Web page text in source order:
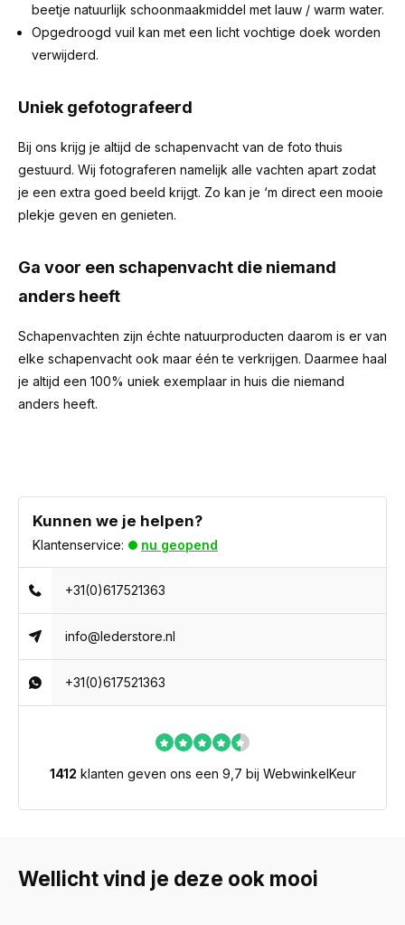
beetje natuurlijk schoonmaakmiddel met lauw / warm water.
Opgedroogd vuil kan met een licht vochtige doek worden
verwijderd.
Uniek gefotografeerd
Bij ons krijg je altijd de schapenvacht van de foto thuis
gestuurd. Wij fotograferen namelijk alle vachten apart zodat
je een extra goed beeld krijgt. Zo kan je ‘m direct een mooie
plekje geven en genieten.
Ga voor een schapenvacht die niemand
anders heeft
Schapenvachten zijn échte natuurproducten daarom is er van
elke schapenvacht ook maar één te verkrijgen. Daarmee haal
je altijd een 100% uniek exemplaar in huis die niemand
anders heeft.
Kunnen we je helpen?
Klantenservice: nu geopend
+31(0)617521363
info@lederstore.nl
+31(0)617521363
1412 klanten geven ons een 9,7 bij WebwinkelKeur
Wellicht vind je deze ook mooi